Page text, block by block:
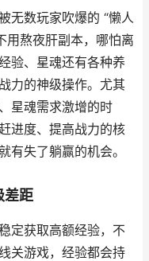
无数玩家吹爆的 “懒人
用熬夜肝副本，哪怕离
验、星魂还有各种养
力的神级操作。尤其
星魂需求激增的时
进度、提高战力的核
有失了躺赢的机会。
差距
定获取高额经验，不
关游戏，经验都会持